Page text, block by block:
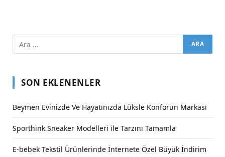
SON EKLENENLER
Beymen Evinizde Ve Hayatınızda Lüksle Konforun Markası
Sporthink Sneaker Modelleri ile Tarzını Tamamla
E-bebek Tekstil Ürünlerinde İnternete Özel Büyük İndirim